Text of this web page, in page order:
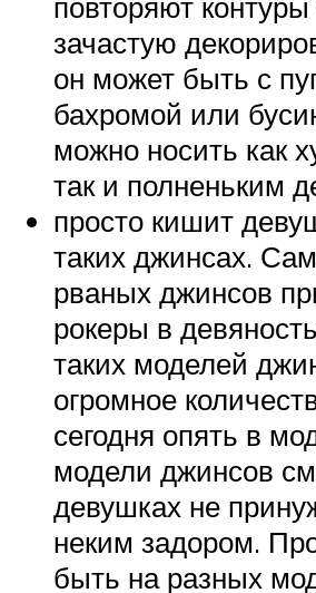
зачастую
он может быть с
бахромой или
можно носить как
так и полненьким
просто кишит
таких джинсах.
рваных джинсов
рокеры в
таких моделей
огромное
сегодня опять в
модели джинсов
девушках не
неким задором.
быть на разных